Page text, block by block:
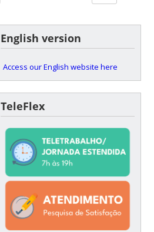
English version
Access our English website here
TeleFlex